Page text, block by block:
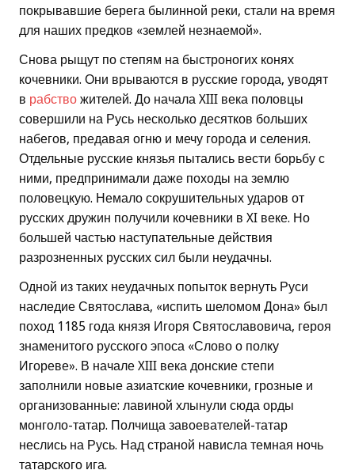
покрывавшие берега былинной реки, стали на время
для наших предков «землей незнаемой».
Снова рыщут по степям на быстроногих конях
кочевники. Они врываются в русские города, уводят
в рабство жителей. До начала XIII века половцы
совершили на Русь несколько десятков больших
набегов, предавая огню и мечу города и селения.
Отдельные русские князья пытались вести борьбу с
ними, предпринимали даже походы на землю
половецкую. Немало сокрушительных ударов от
русских дружин получили кочевники в XI веке. Но
большей частью наступательные действия
разрозненных русских сил были неудачны.
Одной из таких неудачных попыток вернуть Руси
наследие Святослава, «испить шеломом Дона» был
поход 1185 года князя Игоря Святославовича, героя
знаменитого русского эпоса «Слово о полку
Игореве». В начале XIII века донские степи
заполнили новые азиатские кочевники, грозные и
организованные: лавиной хлынули сюда орды
монголо-татар. Полчища завоевателей-татар
неслись на Русь. Над страной нависла темная ночь
татарского ига.